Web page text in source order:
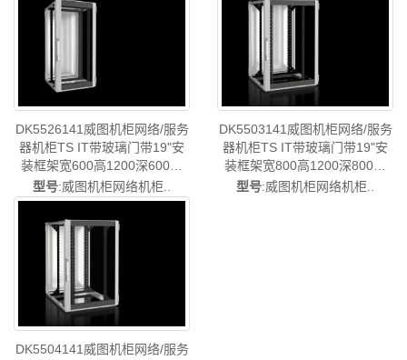
DK5526141威图机柜网络/服务
器机柜TS IT带玻璃门带19"安
装框架宽600高1200深600高
24U-威图空调维修威图风扇
DK5526.141
型号:威图机柜网络机柜..
DK5503141威图机柜网络/服务
器机柜TS IT带玻璃门带19"安
装框架宽800高1200深800高
24U-威图空调维修威图风扇威
型号:威图机柜网络机柜..
DK5504141威图机柜网络/服务